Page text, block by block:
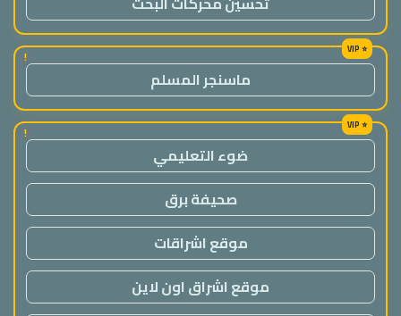
!
ماسنجر المسلم
!
ضوء التعليمي
صحيفة برق
موقع اشراقات
موقع اشراق اون لاين